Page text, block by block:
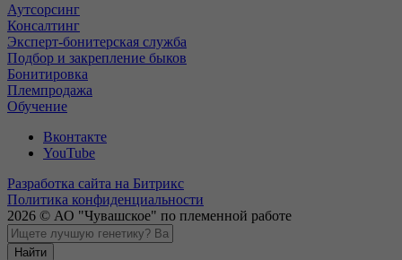
Аутсорсинг
Консалтинг
Эксперт-бонитерская служба
Подбор и закрепление быков
Бонитировка
Племпродажа
Обучение
Вконтакте
YouTube
Разработка сайта на Битрикс
Политика конфиденциальности
2026 © АО "Чувашское" по племенной работе
Найти